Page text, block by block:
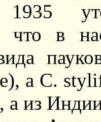
1935
что в
а C.
а из